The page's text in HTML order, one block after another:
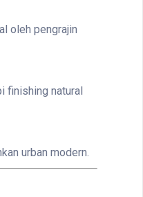
oleh pengrajin
finishing natural
urban modern.